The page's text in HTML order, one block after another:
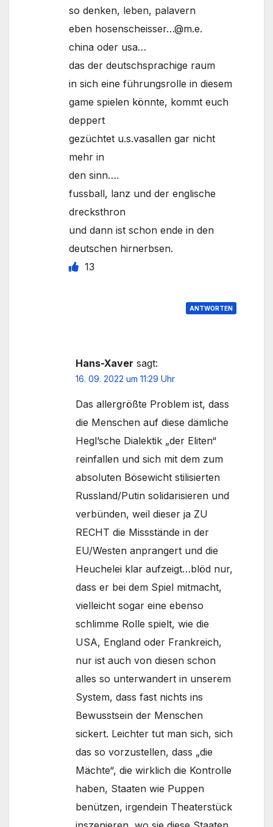
so denken, leben, palavern
eben hosenscheisser…@m.e.
china oder usa…
das der deutschsprachige raum
in sich eine führungsrolle in diesem
game spielen könnte, kommt euch
deppert
gezüchtet u.s.vasallen gar nicht
mehr in
den sinn….
fussball, lanz und der englische
drecksthron
und dann ist schon ende in den
deutschen hirnerbsen.
13
ANTWORTEN
Hans-Xaver sagt:
16. 09. 2022 um 11:29 Uhr
Das allergrößte Problem ist, dass
die Menschen auf diese dämliche
Hegl’sche Dialektik „der Eliten“
reinfallen und sich mit dem zum
absoluten Bösewicht stilisierten
Russland/Putin solidarisieren und
verbünden, weil dieser ja ZU
RECHT die Missstände in der
EU/Westen anprangert und die
Heuchelei klar aufzeigt…blöd nur,
dass er bei dem Spiel mitmacht,
vielleicht sogar eine ebenso
schlimme Rolle spielt, wie die
USA, England oder Frankreich,
nur ist auch von diesen schon
alles so unterwandert in unserem
System, dass fast nichts ins
Bewusstsein der Menschen
sickert. Leichter tut man sich, sich
das so vorzustellen, dass „die
Mächte“, die wirklich die Kontrolle
haben, Staaten wie Puppen
benützen, irgendein Theaterstück